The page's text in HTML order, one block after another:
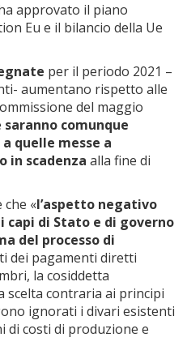
approvato il piano
Eu e il bilancio della Ue
per il periodo 2021 –
aumentano rispetto alle
del maggio
saranno comunque
quelle messe a
in scadenza alla fine di
«l’aspetto negativo
di Stato e di governo
del processo di
dei pagamenti diretti
la cosiddetta
scelta contraria ai principi
ignorati i divari esistenti
di costi di produzione e